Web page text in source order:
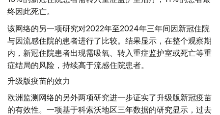
终因此死亡。
该网络的另一项研究对2022年至2024年三年间因新冠住院
与因流感住院的患者进行了比较。结果显示，在整个观察期
内，新冠住院患者出现需吸氧、转入重症监护室或死亡等重
症结局的风险，持续高于流感住院患者。
升级版疫苗的效力
欧洲监测网络的另外两项研究进一步证实了升级版新冠疫苗
的有效性。一项基于科索沃地区三年数据的研究显示，过去